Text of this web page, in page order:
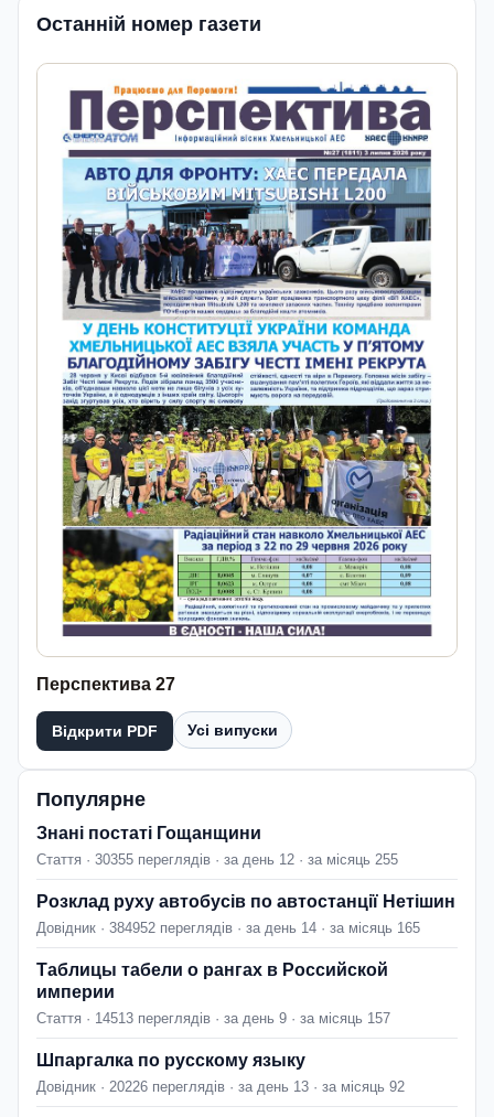
Останній номер газети
Перспектива 27
Відкрити PDF Усі випуски
Популярне
Знані постаті Гощанщини
Стаття · 30355 переглядів · за день 12 · за місяць 255
Розклад руху автобусів по автостанції Нетішин
Довідник · 384952 переглядів · за день 14 · за місяць 165
Таблицы табели о рангах в Российской
империи
Стаття · 14513 переглядів · за день 9 · за місяць 157
Шпаргалка по русскому языку
Довідник · 20226 переглядів · за день 13 · за місяць 92